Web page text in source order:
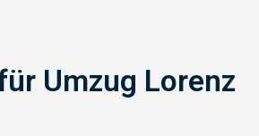
Umzug Lorenz